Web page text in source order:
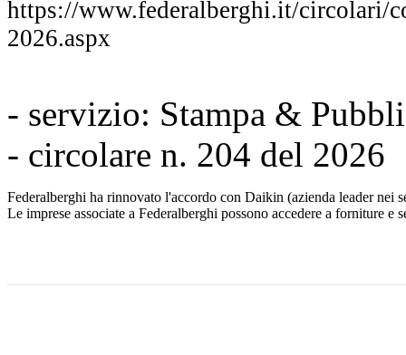
https://www.federalberghi.it/circolari/
2026.aspx
- servizio: Stampa &
- circolare n. 204 del 2026
Federalberghi ha rinnovato l'accordo con Daikin (azienda leader nei
Le imprese associate a Federalberghi possono accedere a forniture e